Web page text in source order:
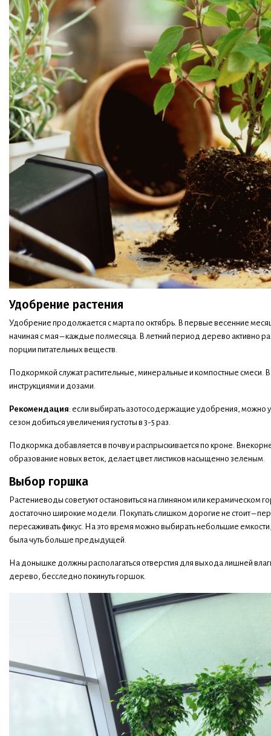
Удобрение растения
Удобрение продолжается с марта по октябрь. В первые весенние
начиная с мая – каждые полмесяца. В летний период дерево активно
порции питательных веществ.
Подкормкой служат растительные, минеральные и компостные смеси. В
инструкциями и дозами.
Рекомендация: если выбирать азотосодержащие удобрения, можно
сезон добиться увеличения густоты в 3-5 раз.
Подкормка добавляется в почву и распрыскивается по кроне.
образование новых веток, делает цвет листиков насыщенно зеленым.
Выбор горшка
Растениеводы советуют остановиться на глиняном или керамическом
достаточно широкие модели. Покупать слишком дорогие не стоит –
пересаживать фикус. На это время можно выбирать небольшие
была чуть больше предыдущей.
На донышке должны располагаться отверстия для выхода лишней
дерево, бесследно покинуть горшок.